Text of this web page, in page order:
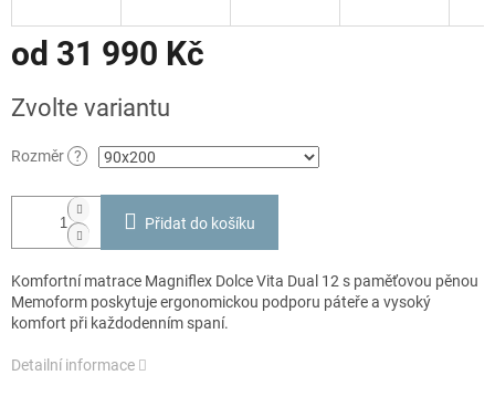
od 31 990 Kč
cena:
Zvolte variantu
Rozměr ?
Přidat do košíku
Komfortní matrace Magniflex Dolce Vita Dual 12 s paměťovou pěnou
Memoform poskytuje ergonomickou podporu páteře a vysoký
komfort při každodenním spaní.
Detailní informace